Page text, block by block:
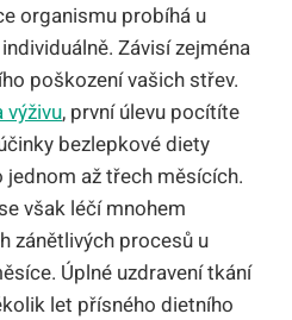
organismu probíhá u
Závisí zejména
poškození vašich střev.
výživu, první úlevu pocítíte
bezlepkové diety
až třech měsících.
však léčí mnohem
zánětlivých procesů u
Úplné uzdravení tkání
let přísného dietního